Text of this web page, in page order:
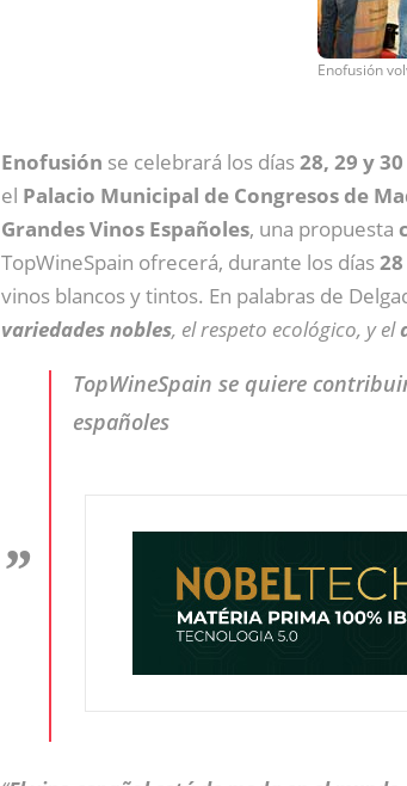
Enofusión
Enofusión se celebrará los días28, 29 y
el Palacio Municipal de Congresos de
Grandes Vinos Españoles, una propuesta
TopWineSpain ofrecerá, durante los días
vinos blancos y tintos. En palabras de
variedades nobles, el respeto ecológico, y el
TopWineSpain se quiere
españoles